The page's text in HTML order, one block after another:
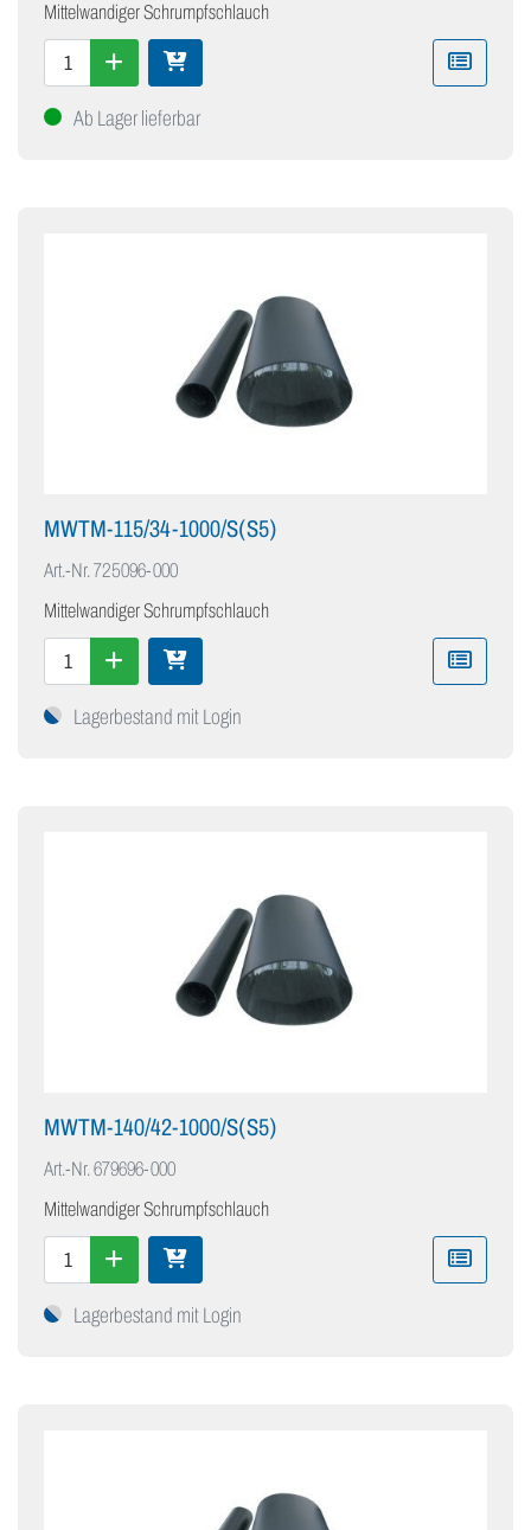
Mittelwandiger Schrumpfschlauch
Ab Lager lieferbar
MWTM-115/34-1000/S(S5)
Art.-Nr.725096-000
Mittelwandiger Schrumpfschlauch
Lagerbestand mit Login
MWTM-140/42-1000/S(S5)
Art.-Nr.679696-000
Mittelwandiger Schrumpfschlauch
Lagerbestand mit Login